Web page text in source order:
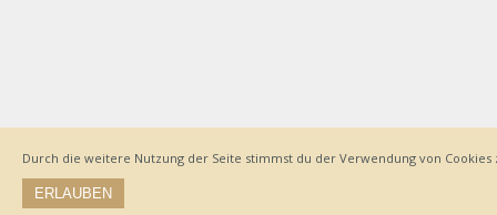
Durch die weitere Nutzung der Seite stimmst du der Verwendung von Cookies
ERLAUBEN